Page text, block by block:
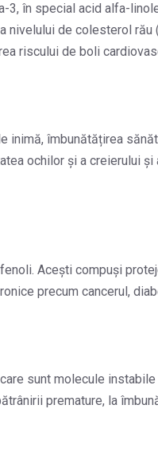
în special acid alfa-
nivelului de colesterol rău
riscului de boli
inimă, îmbunătățirea
ochilor și a creierului
Acești compuși
precum cancerul,
sunt molecule
premature, la